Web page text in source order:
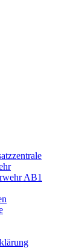
AB1